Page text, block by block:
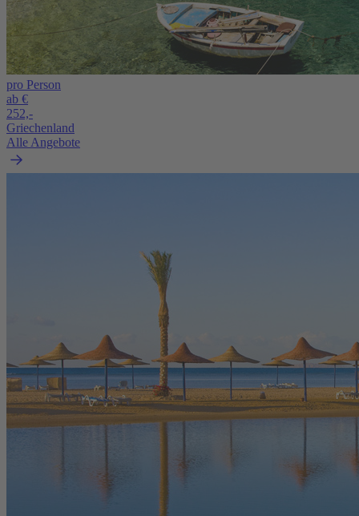
pro Person
ab €
252,-
Griechenland
Alle Angebote